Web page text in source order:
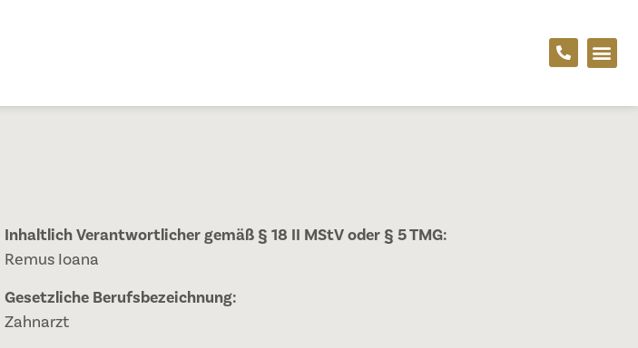
Inhaltlich Verantwortlicher gemäß § 18 II MStV oder § 5 TMG:
Remus Ioana
Gesetzliche Berufsbezeichnung:
Zahnarzt